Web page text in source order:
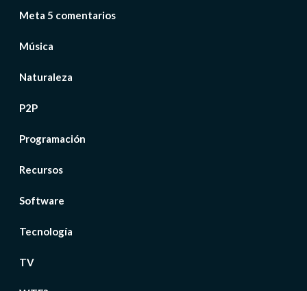
Meta 5 comentarios
Música
Naturaleza
P2P
Programación
Recursos
Software
Tecnología
TV